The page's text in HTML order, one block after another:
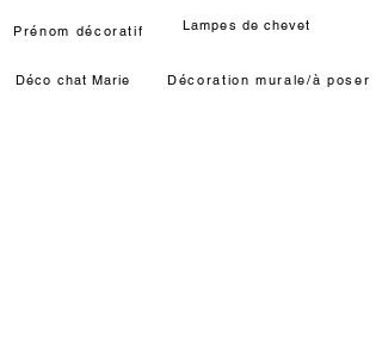
Prénom décoratif
Déco chat Marie
Lampes de chevet
Décoration murale/à poser